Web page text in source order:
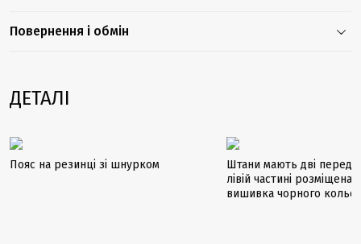
Повернення і обмін
ДЕТАЛІ
Пояс на резинці зі шнурком
Штани мають дві
лівій частині розміщена
вишивка чорного